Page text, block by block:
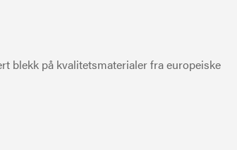
blekk på kvalitetsmaterialer fra europeiske